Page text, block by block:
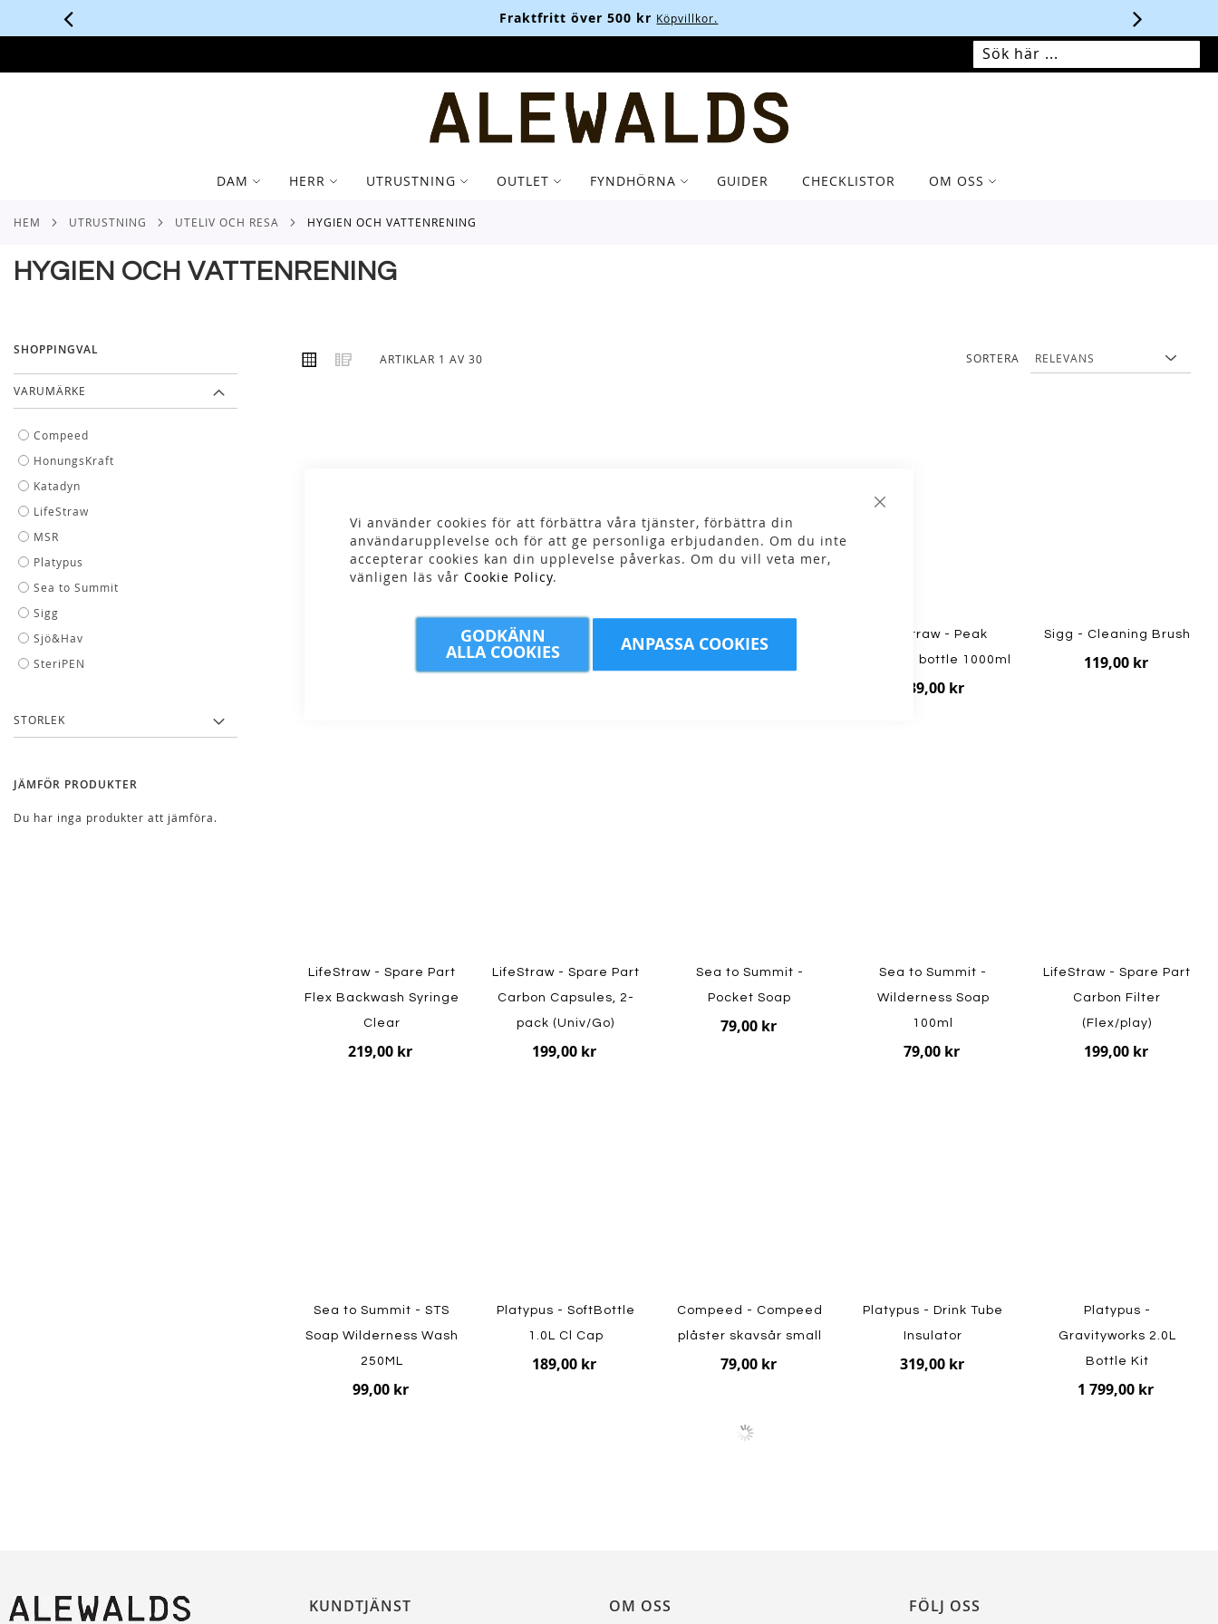
Vi använder cookies för att förbättra våra tjänster, förbättra din
användarupplevelse och för att ge personliga erbjudanden. Om du inte
accepterar cookies kan din upplevelse påverkas. Om du vill veta mer,
vänligen läs vår Cookie Policy.
GODKÄNN
ALLA COOKIES ANPASSA COOKIES
Fraktfritt över 500 kr Köpvillkor.
SÖK SÖK
MIN VARUKORG
DAM HERR UTRUSTNING OUTLET FYNDHÖRNA GUIDER CHECKLISTOR OM OSS
HEM UTRUSTNING UTELIV OCH RESA HYGIEN OCH VATTENRENING
HYGIEN OCH VATTENRENING
VISA
SOM
RutnätLista
ARTIKLAR 1 AV30 SORTERA
LifeStraw - Peak
Gravity 8L
LifeStraw - Peak
Squeeze bottle 1000ml
739,00 kr
Sigg - Cleaning Brush
119,00 kr
LifeStraw - Spare Part
Flex Backwash Syringe
Clear
219,00 kr
LifeStraw - Spare Part
Carbon Capsules, 2-
pack (Univ/Go)
199,00 kr
Sea to Summit -
Pocket Soap
79,00 kr
Sea to Summit -
Wilderness Soap
100ml
79,00 kr
LifeStraw - Spare Part
Carbon Filter
(Flex/play)
199,00 kr
Sea to Summit - STS
Soap Wilderness Wash
250ML
99,00 kr
Platypus - SoftBottle
1.0L Cl Cap
189,00 kr
Compeed - Compeed
plåster skavsår small
79,00 kr
Platypus - Drink Tube
Insulator
319,00 kr
Platypus -
Gravityworks 2.0L
Bottle Kit
1 799,00 kr
SHOPPINGVAL
VARUMÄRKE
Compeed
HonungsKraft
Katadyn
LifeStraw
MSR
Platypus
Sea to Summit
Sigg
Sjö&Hav
SteriPEN
STORLEK
JÄMFÖR PRODUKTER
Du har inga produkter att jämföra.
KUNDTJÄNST OM OSS FÖLJ OSS